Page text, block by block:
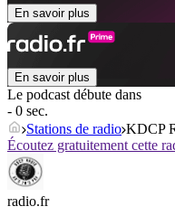
En savoir plus
En savoir plus
Le podcast débute dans
- 0 sec.
Stations de radio KDCP
Écoutez gratuitement cette
radio.fr